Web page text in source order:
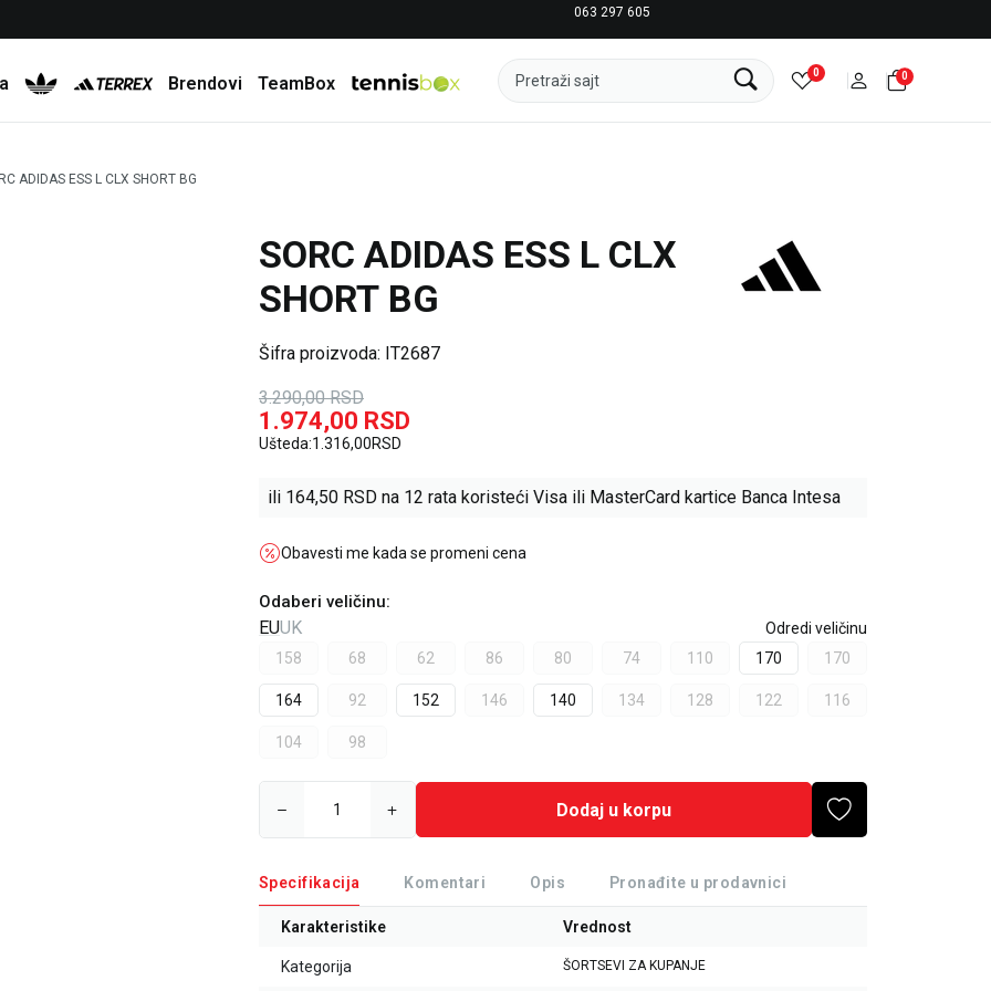
063 297 605
Brendovi TeamBox Pretraži sajt 0 0
ADIDAS ESS L CLX SHORT BG
SORC ADIDAS ESS L CLX
SHORT BG
Šifra proizvoda: IT2687
3.290,00 RSD
1.974,00 RSD
Ušteda:1.316,00RSD
ili 164,50 RSD na 12 rata koristeći Visa ili MasterCard kartice Banca Intesa
Obavesti me kada se promeni cena
Odaberi veličinu:
EUUK
Odredi veličinu
158
68 62 86 80 74 110 170 170
164 92 152 146 140 134 128 122 116
104 98
Dodaj u korpu
Specifikacija Komentari Opis Pronađite u prodavnici
Karakteristike Vrednost
Kategorija ŠORTSEVI ZA KUPANJE